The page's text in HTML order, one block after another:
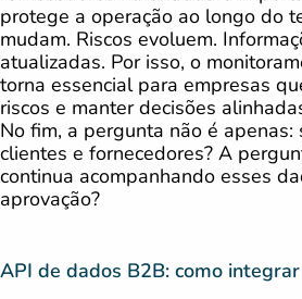
protege a operação ao longo do
mudam. Riscos evoluem.
atualizadas. Por isso, o
torna essencial para empresas
riscos e manter decisões
No fim, a pergunta não é
clientes e fornecedores? A
continua acompanhando esses
aprovação?
API de dados B2B: como